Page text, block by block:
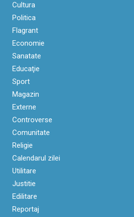
Cultura
Politica
Flagrant
Economie
Sanatate
Educaţie
Sport
Magazin
Externe
Controverse
Comunitate
Religie
Calendarul zilei
Utilitare
Justitie
Edilitare
Reportaj